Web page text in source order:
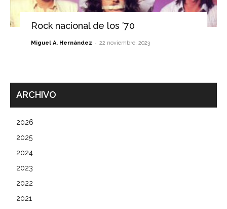
Rock nacional de los ’70
Miguel A. Hernández - 22 noviembre, 2023
ARCHIVO
2026
2025
2024
2023
2022
2021